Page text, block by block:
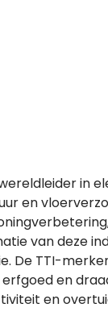
in
en
van deze
TTI-merken
erfgoed en
en